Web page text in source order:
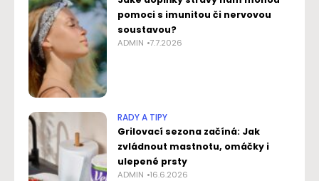
pomoci s imunitou či nervovou
soustavou?
ADMIN 7.7.2026
RADY A TIPY
Grilovací sezona začíná: Jak
zvládnout mastnotu, omáčky i
ulepené prsty
ADMIN 16.6.2026